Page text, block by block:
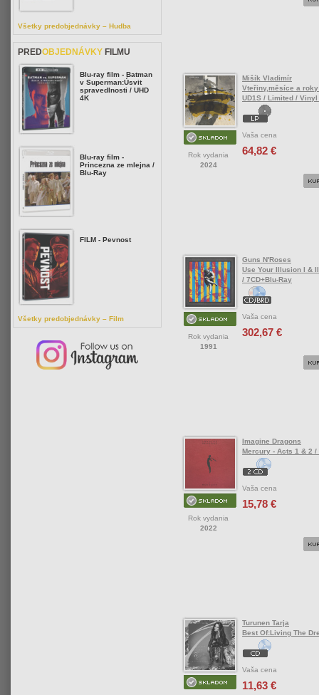
Rok vydania
2024
Mišík Vladimír
Vteřiny,měsíce a
UD1S / Limited / Vinyl
Vaša cena
64,82 €
Rok vydania
1991
Guns N'Roses
Use Your Illusion I &
/ 7CD+Blu-Ray
Vaša cena
302,67 €
Rok vydania
2022
Imagine Dragons
Mercury - Acts 1 & 2 /
Vaša cena
15,78 €
Turunen Tarja
Best Of:Living The
Vaša cena
11,63 €
Všetky predobjednávky – Hudba
PREDOBJEDNÁVKY FILMU
Blu-ray film - Batman
v Superman:Úsvit
spravedlnosti / UHD
4K
Blu-ray film -
Princezna ze mlejna /
Blu-Ray
FILM - Pevnost
Všetky predobjednávky – Film